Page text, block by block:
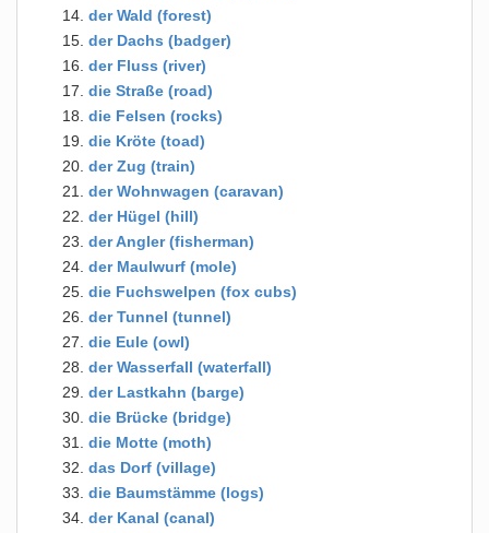
der Wald (forest)
der Dachs (badger)
der Fluss (river)
die Straße (road)
die Felsen (rocks)
die Kröte (toad)
der Zug (train)
der Wohnwagen (caravan)
der Hügel (hill)
der Angler (fisherman)
der Maulwurf (mole)
die Fuchswelpen (fox cubs)
der Tunnel (tunnel)
die Eule (owl)
der Wasserfall (waterfall)
der Lastkahn (barge)
die Brücke (bridge)
die Motte (moth)
das Dorf (village)
die Baumstämme (logs)
der Kanal (canal)